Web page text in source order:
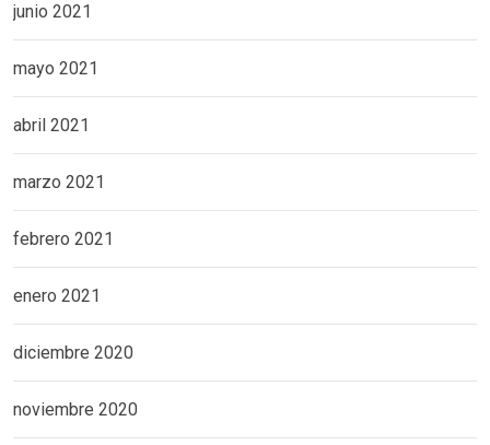
junio 2021
mayo 2021
abril 2021
marzo 2021
febrero 2021
enero 2021
diciembre 2020
noviembre 2020